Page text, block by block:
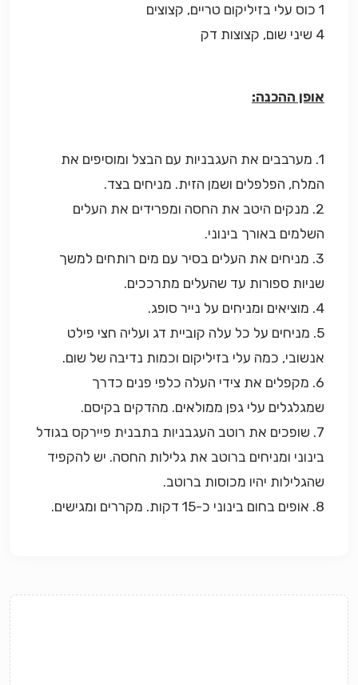
1 כוס עלי בזיליקום טריים, קצוצים
4 שיני שום, קצוצות דק
אופן ההכנה:
1. מערבבים את העגבניות עם הבצל ומוסיפים את
המלח, הפלפלים ושמן הזית. מניחים בצד.
2. מנקים היטב את החסה ומפרידים את העלים
השלמים באורך בינוני.
3. מניחים את העלים בסיר עם מים רותחים למשך
שניות ספורות עד שהעלים מתרככים.
4. מוציאים ומניחים על נייר סופג.
5. מניחים על כל עלה קוביית דג ועליה חצי פילט
אנשובי, כמה עלי בזיליקום וכמות נדיבה של שום.
6. מקפלים את צידי העלה כלפי פנים כדרך
שמגלגלים עלי גפן ממולאים. מהדקים בקיסם.
7. שופכים את רוטב העגבניות בתבנית פיירקס בגודל
בינוני ומניחים ברוטב את גלילות החסה. יש להקפיד
שהגלילות יהיו מכוסות ברוטב.
8. אופים בחום בינוני כ-15 דקות. מקררים ומגישים.